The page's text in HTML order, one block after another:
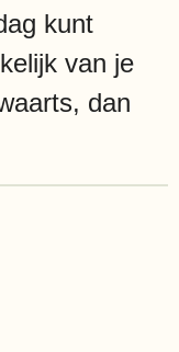
kunt
van je
dan